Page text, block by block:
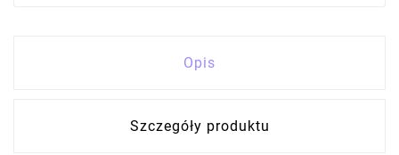
Opis
Szczegóły produktu